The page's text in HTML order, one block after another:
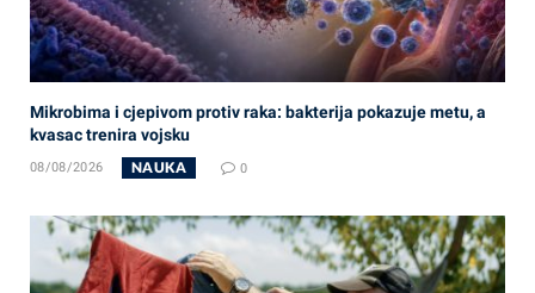
Mikrobima i cjepivom protiv raka: bakterija pokazuje metu, a
kvasac trenira vojsku
08/08/2026 NAUKA 0